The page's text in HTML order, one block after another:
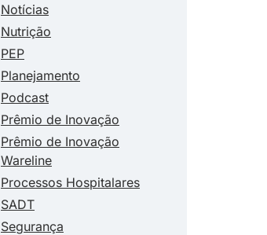
Notícias
Nutrição
PEP
Planejamento
Podcast
Prêmio de Inovação
Prêmio de Inovação
Wareline
Processos Hospitalares
SADT
Segurança